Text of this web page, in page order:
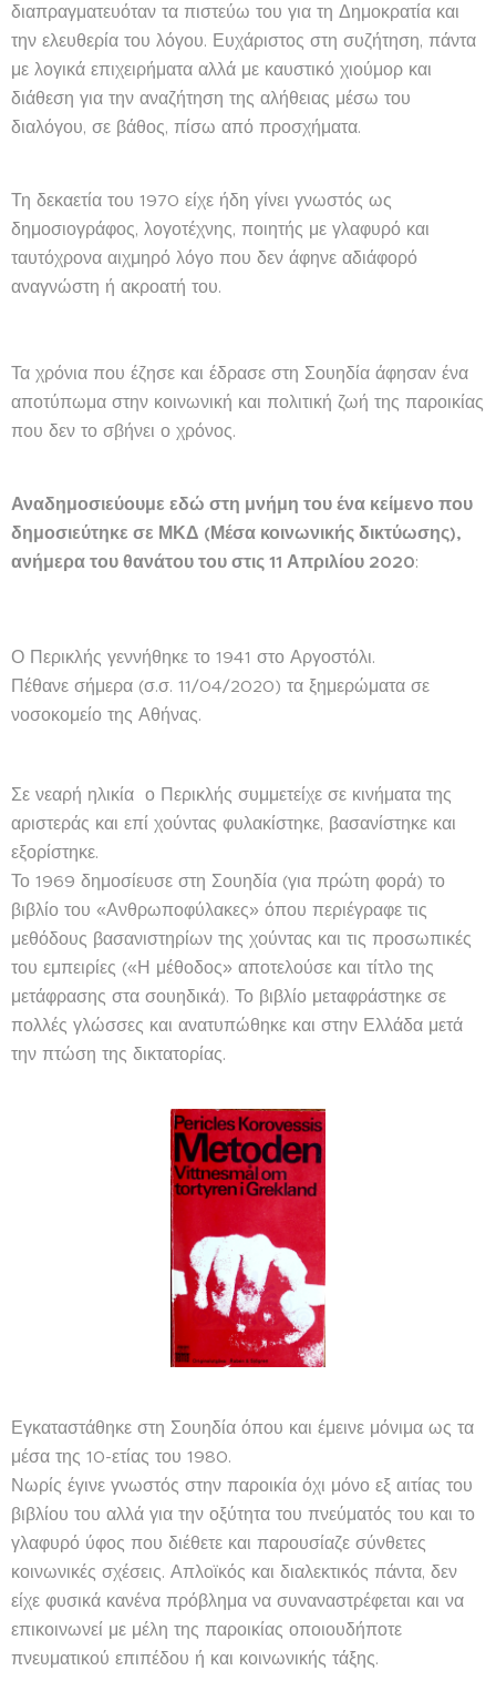
διαπραγματευόταν τα πιστεύω του για τη Δημοκρατία και
την ελευθερία του λόγου. Ευχάριστος στη συζήτηση, πάντα
με λογικά επιχειρήματα αλλά με καυστικό χιούμορ και
διάθεση για την αναζήτηση της αλήθειας μέσω του
διαλόγου, σε βάθος, πίσω από προσχήματα.
Τη δεκαετία του 1970 είχε ήδη γίνει γνωστός ως
δημοσιογράφος, λογοτέχνης, ποιητής με γλαφυρό και
ταυτόχρονα αιχμηρό λόγο που δεν άφηνε αδιάφορό
αναγνώστη ή ακροατή του.
Τα χρόνια που έζησε και έδρασε στη Σουηδία άφησαν ένα
αποτύπωμα στην κοινωνική και πολιτική ζωή της παροικίας
που δεν το σβήνει ο χρόνος.
Αναδημοσιεύουμε εδώ στη μνήμη του ένα κείμενο που
δημοσιεύτηκε σε ΜΚΔ (Μέσα κοινωνικής δικτύωσης),
ανήμερα του θανάτου του στις 11 Απριλίου 2020:
Ο Περικλής γεννήθηκε το 1941 στο Αργοστόλι.
Πέθανε σήμερα (σ.σ. 11/04/2020) τα ξημερώματα σε
νοσοκομείο της Αθήνας.
Σε νεαρή ηλικία ο Περικλής συμμετείχε σε κινήματα της
αριστεράς και επί χούντας φυλακίστηκε, βασανίστηκε και
εξορίστηκε.
Το 1969 δημοσίευσε στη Σουηδία (για πρώτη φορά) το
βιβλίο του «Ανθρωποφύλακες» όπου περιέγραφε τις
μεθόδους βασανιστηρίων της χούντας και τις προσωπικές
του εμπειρίες («Η μέθοδος» αποτελούσε και τίτλο της
μετάφρασης στα σουηδικά). Το βιβλίο μεταφράστηκε σε
πολλές γλώσσες και ανατυπώθηκε και στην Ελλάδα μετά
την πτώση της δικτατορίας.
Εγκαταστάθηκε στη Σουηδία όπου και έμεινε μόνιμα ως τα
μέσα της 10-ετίας του 1980.
Νωρίς έγινε γνωστός στην παροικία όχι μόνο εξ αιτίας του
βιβλίου του αλλά για την οξύτητα του πνεύματός του και το
γλαφυρό ύφος που διέθετε και παρουσίαζε σύνθετες
κοινωνικές σχέσεις. Απλοϊκός και διαλεκτικός πάντα, δεν
είχε φυσικά κανένα πρόβλημα να συναναστρέφεται και να
επικοινωνεί με μέλη της παροικίας οποιουδήποτε
πνευματικού επιπέδου ή και κοινωνικής τάξης.